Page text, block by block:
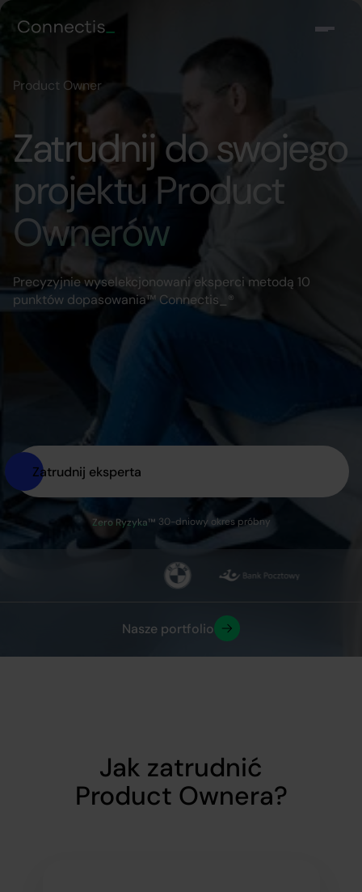
Product Owner
Zatrudnij do swojego
projektu Product
Ownerów
Precyzyjnie wyselekcjonowani eksperci metodą 10
punktów dopasowania™ Connectis_®
Zatrudnij eksperta
Zero Ryzyka™ 30-dniowy okres próbny
Nasze portfolio
Jak zatrudnić
Product Ownera?